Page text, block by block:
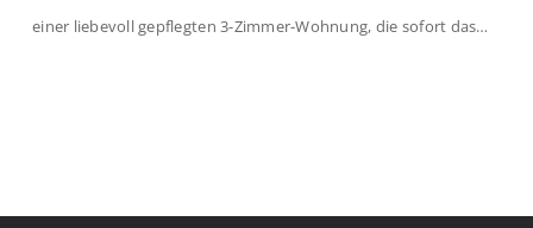
einer liebevoll gepflegten 3-Zimmer-Wohnung, die sofort das